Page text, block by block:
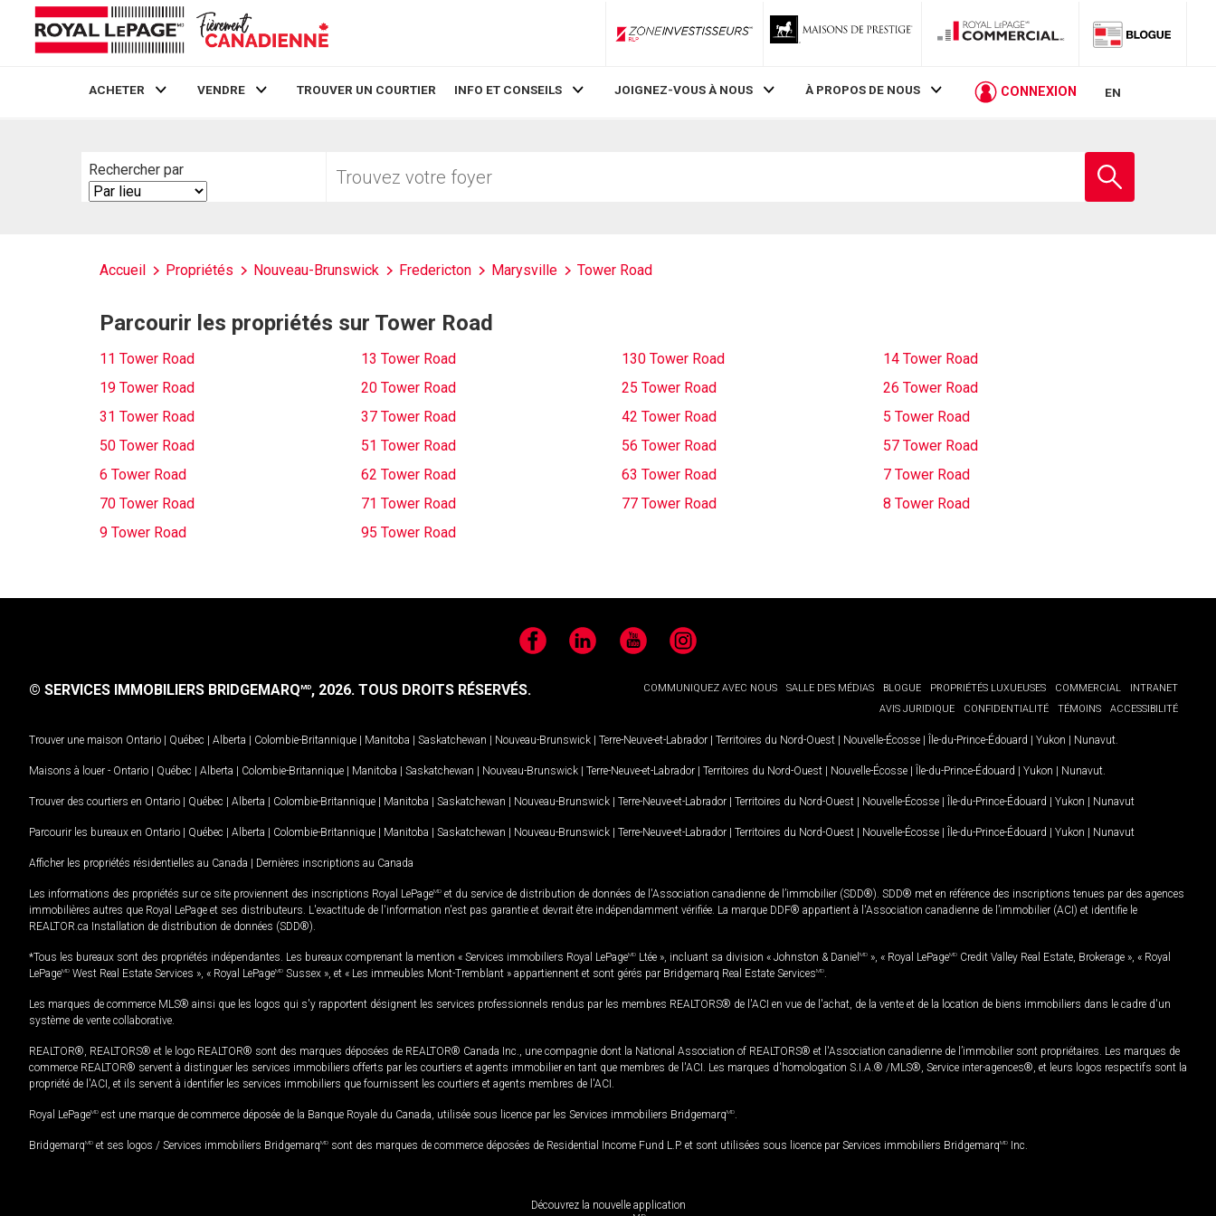
ZoneInvestisseurs RLP
ACHETER VENDRE TROUVER UN COURTIER INFO ET CONSEILS JOIGNEZ-VOUS À NOUS À PROPOS DE NOUS CONNEXION EN
Rechercher par
Search
By
votre
Accueil Propriétés Nouveau-Brunswick Fredericton Marysville Tower Road
Parcourir les propriétés sur Tower Road
11 Tower Road 13 Tower Road 130 Tower Road
14 Tower Road
19 Tower Road
20 Tower Road 25 Tower Road
26 Tower Road
31 Tower Road
37 Tower Road 42 Tower Road
5 Tower Road
50 Tower Road
51 Tower Road 56 Tower Road
57 Tower Road
6 Tower Road
62 Tower Road 63 Tower Road
7 Tower Road
70 Tower Road
71 Tower Road 77 Tower Road
8 Tower Road
9 Tower Road
95 Tower Road
FacebookLinkedIn YouTubeInstagram
COMMUNIQUEZ AVEC NOUS SALLE DES MÉDIAS BLOGUE PROPRIÉTÉS LUXUEUSES COMMERCIAL
INTRANET
AVIS JURIDIQUE
CONFIDENTIALITÉ TÉMOINS ACCESSIBILITÉ
© SERVICES IMMOBILIERS BRIDGEMARQMD, 2026. TOUS DROITS RÉSERVÉS.
Trouver une maison Ontario | Québec | Alberta | Colombie-Britannique | Manitoba | Saskatchewan | Nouveau-Brunswick | Terre-Neuve-et-Labrador | Territoires du Nord-Ouest | Nouvelle-Écosse | Île-du-Prince-Édouard | Yukon | Nunavut
Maisons à louer - Ontario | Québec | Alberta | Colombie-Britannique | Manitoba | Saskatchewan | Nouveau-Brunswick | Terre-Neuve-et-Labrador | Territoires du Nord-Ouest | Nouvelle-Écosse | Île-du-Prince-Édouard | Yukon | Nunavut
Trouver des courtiers en Ontario | Québec | Alberta | Colombie-Britannique | Manitoba | Saskatchewan | Nouveau-Brunswick | Terre-Neuve-et-Labrador | Territoires du Nord-Ouest | Nouvelle-Écosse | Île-du-Prince-Édouard | Yukon | Nunavut
Parcourir les bureaux en Ontario | Québec | Alberta | Colombie-Britannique | Manitoba | Saskatchewan | Nouveau-Brunswick | Terre-Neuve-et-Labrador | Territoires du Nord-Ouest | Nouvelle-Écosse | Île-du-Prince-Édouard | Yukon | Nunavut
Afficher les propriétés résidentielles au Canada | Dernières inscriptions au Canada
Les informations des propriétés sur ce site proviennent des inscriptions Royal LePageMD et du service de distribution de données de l'Association canadienne de l’immobilier (SDD®). SDD® met en référence des inscriptions tenues par des agences
immobilières autres que Royal LePage et ses distributeurs. L'exactitude de l'information n'est pas garantie et devrait être indépendamment vérifiée. La marque DDF® appartient à l'Association canadienne de l’immobilier (ACI) et identifie le
REALTOR.ca Installation de distribution de données (SDD®).
*Tous les bureaux sont des propriétés indépendantes. Les bureaux comprenant la mention « Services immobiliers Royal LePageMD Ltée », incluant sa division « Johnston & Daniel MD », « Royal LePageMD Credit Valley Real Estate, Brokerage », « Royal
LePageMD West Real Estate Services », « Royal LePageMD Sussex », et « Les immeubles Mont-Tremblant » appartiennent et sont gérés par Bridgemarq Real Estate ServicesMD
Les marques de commerce MLS® ainsi que les logos qui s'y rapportent désignent les services professionnels rendus par les membres REALTORS® de l'ACI en vue de l'achat, de la vente et de la location de biens immobiliers dans le cadre d'un
système de vente collaborative.
REALTOR®, REALTORS® et le logo REALTOR® sont des marques déposées de REALTOR® Canada Inc., une compagnie dont la National Association of REALTORS® et l'Association canadienne de l’immobilier sont propriétaires. Les marques de
commerce REALTOR® servent à distinguer les services immobiliers offerts par les courtiers et agents immobilier en tant que membres de l'ACI. Les marques d'homologation S.I.A.® /MLS®, Service inter-agences®, et leurs logos respectifs sont la
propriété de l'ACI, et ils servent à identifier les services immobiliers que fournissent les courtiers et agents membres de l'ACI.
Royal LePageMD est une marque de commerce déposée de la Banque Royale du Canada, utilisée sous licence par les Services immobiliers BridgemarqMD
BridgemarqMD et ses logos / Services immobiliers BridgemarqMD sont des marques de commerce déposées de Residential Income Fund L.P. et sont utilisées sous licence par Services immobiliers BridgemarqMD Inc.
Découvrez la nouvelle application